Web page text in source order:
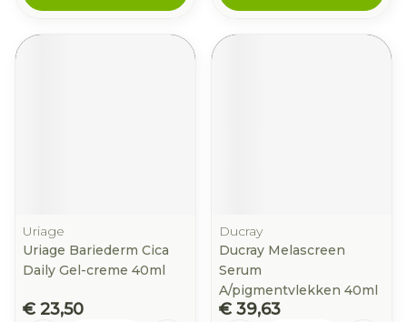
Uriage
Uriage Bariederm Cica
Daily Gel-creme 40ml
€ 23,50
Ducray
Ducray Melascreen
Serum
A/pigmentvlekken 40ml
€ 39,63